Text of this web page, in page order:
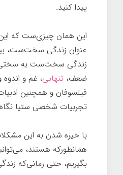
پیدا کنید.
این همان چیزی‌ست که
عنوان زندگی سخت‌ست،
زندگی سخت‌ست به
ضعف، تنهایی، غم و
فیلسوفان و همچنین
تجربیات شخصی ستیا
با خیره شدن به این
همانطورکه هستند،
بگیریم، حتی زمانی‌که